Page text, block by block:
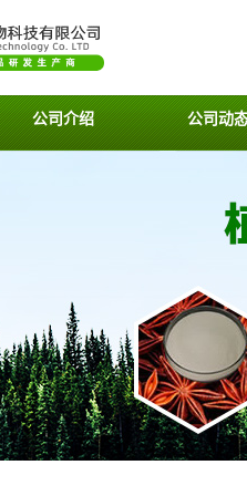
公司介绍 公司动